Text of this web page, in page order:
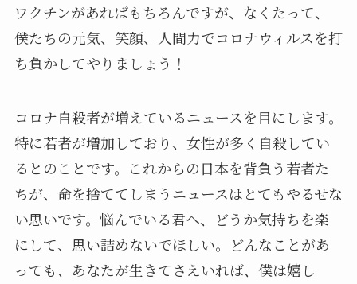
ワクチンがあればもちろんですが、なくたって、
僕たちの元気、笑顔、人間力でコロナウィルスを打
ち負かしてやりましょう！
コロナ自殺者が増えているニュースを目にします。
特に若者が増加しており、女性が多く自殺してい
るとのことです。これからの日本を背負う若者た
ちが、命を捨ててしまうニュースはとてもやるせな
い思いです。悩んでいる君へ、どうか気持ちを楽
にして、思い詰めないでほしい。どんなことがあ
っても、あなたが生きてさえいれば、僕は嬉し